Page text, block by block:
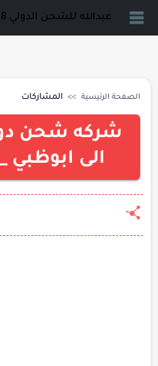
عبدالله للشحن الدولي 0548809028
الصفحة الرئيسية المشاركات
شركه شحن
الى ابوظبي _0548809028